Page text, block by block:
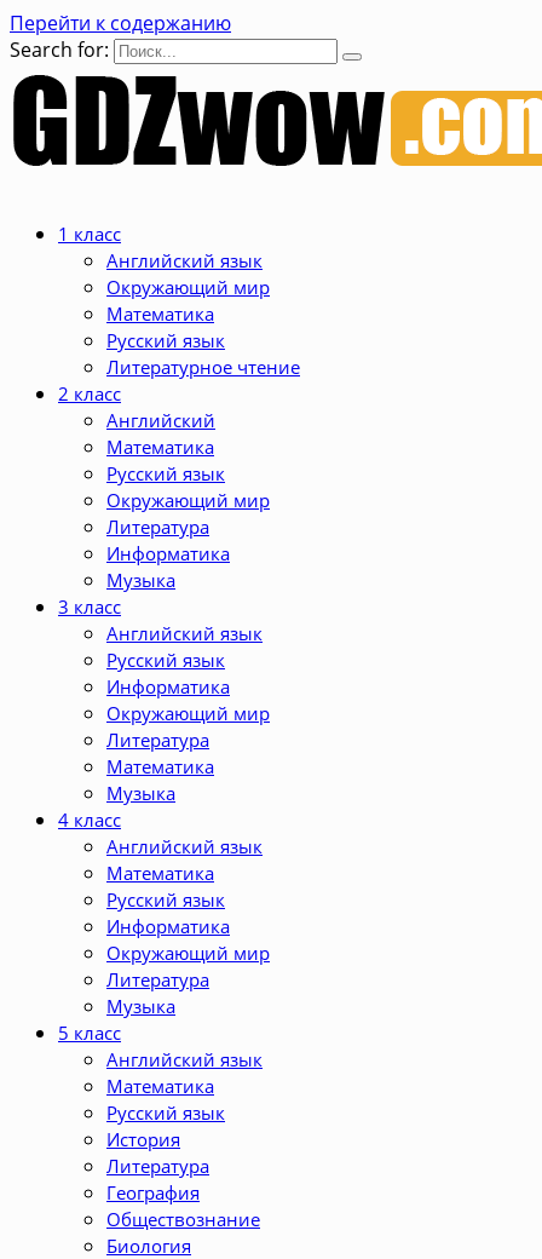
Перейти к содержанию
Search for:
1 класс
Английский язык
Окружающий мир
Математика
Русский язык
Литературное чтение
2 класс
Английский
Математика
Русский язык
Окружающий мир
Литература
Информатика
Музыка
3 класс
Английский язык
Русский язык
Информатика
Окружающий мир
Литература
Математика
Музыка
4 класс
Английский язык
Математика
Русский язык
Информатика
Окружающий мир
Литература
Музыка
5 класс
Английский язык
Математика
Русский язык
История
Литература
География
Обществознание
Биология